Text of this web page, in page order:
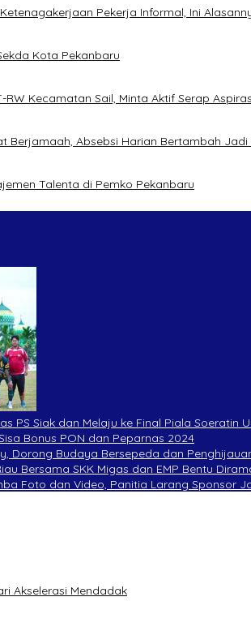
Pekerja Informal, Ini
Kota Pekanbaru
Kecamatan Sail, Minta Aktif Serap
Berjamaah, Absebsi Harian Bertambah Jadi
Talenta di Pemko Pekanbaru
PS Siak dan Melaju ke Final Piala Soeratin
Bonus PON dan Peparnas 2024
Dorong Budaya Bersepeda dan
Bersama SKK Migas dan EMP Bentu
Foto dan Video, Panitia Larang Sponsor
Akselerasi Mendadak